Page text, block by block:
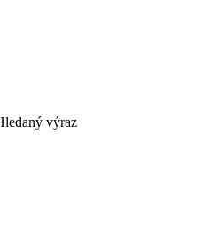
výraz